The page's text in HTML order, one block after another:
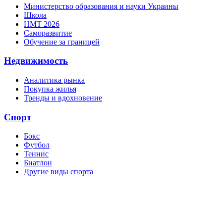
Министерство образования и науки Украины
Школа
НМТ 2026
Саморазвитие
Обучение за границей
Недвижимость
Аналитика рынка
Покупка жилья
Тренды и вдохновение
Спорт
Бокс
Футбол
Теннис
Биатлон
Другие виды спорта